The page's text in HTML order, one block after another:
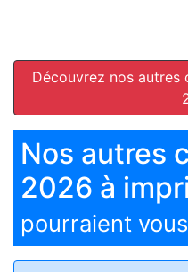
Découvrez nos autres
Nos autres
2026 à
pourraient